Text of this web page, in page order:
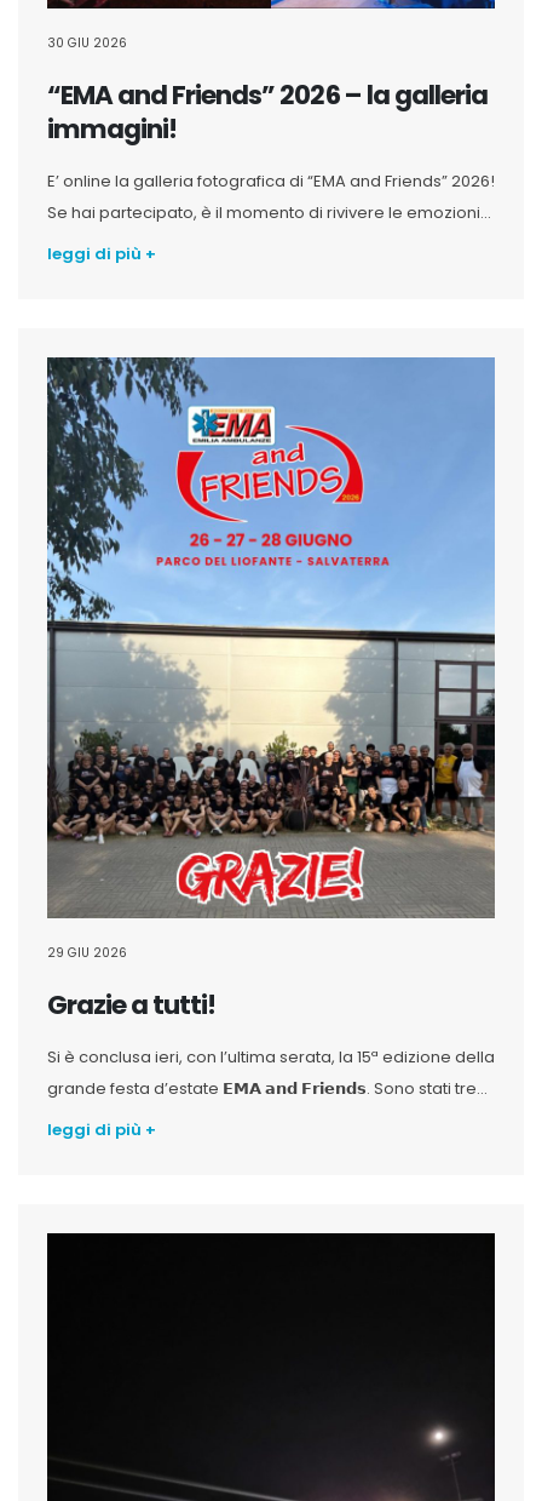
30 GIU 2026
“EMA and Friends” 2026 – la galleria
immagini!
E’ online la galleria fotografica di “EMA and Friends” 2026!
Se hai partecipato, è il momento di rivivere le emozioni...
leggi di più +
29 GIU 2026
Grazie a tutti!
Si è conclusa ieri, con l’ultima serata, la 15ª edizione della
grande festa d’estate 𝗘𝗠𝗔 𝗮𝗻𝗱 𝗙𝗿𝗶𝗲𝗻𝗱𝘀. Sono stati tre...
leggi di più +